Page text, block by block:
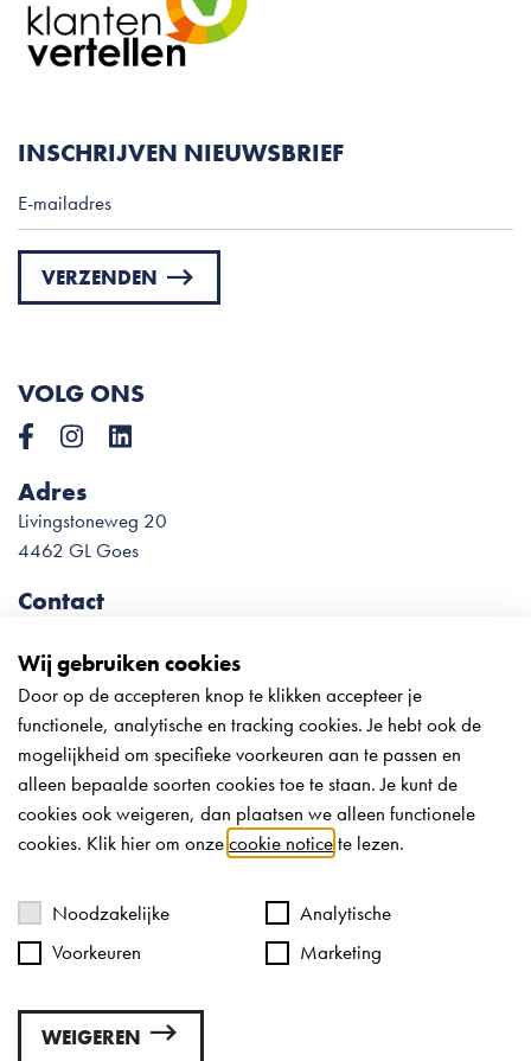
INSCHRIJVEN NIEUWSBRIEF
VERZENDEN
this
field
empty.
VOLG ONS
Adres
Livingstoneweg 20
4462 GL Goes
Contact
info@meliesteglas.nl
Onze openingstijden tijdens de
vakantieperiode:
Week 31 + 33:
Ma t/m do: 8:30-12:30; 13:00-16:30 uur
Vr: Gesloten
Zo: Gesloten
Week 32: gehele week gesloten
Wij gebruiken cookies
Door op de accepteren knop te klikken accepteer je
functionele, analytische en tracking cookies. Je hebt ook de
mogelijkheid om specifieke voorkeuren aan te passen en
alleen bepaalde soorten cookies toe te staan. Je kunt de
cookies ook weigeren, dan plaatsen we alleen functionele
cookies. Klik hier om onzecookie noticete lezen.
Noodzakelijke
Analytische
Voorkeuren
Marketing
WEIGEREN